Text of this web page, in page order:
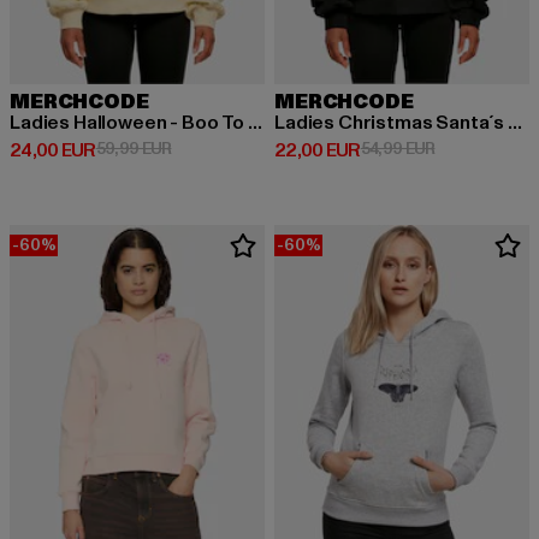
MERCHCODE
Ladies Halloween - Boo To You Hoody
24,00 EUR
Derzeitiger Preis: 24,00 EUR
59,99 EURAktionspreis: 59,99 EUR
MERCHCODE
Ladies Christmas Santa´s Little Helper Hoody
22,00 EUR
Derzeitiger Preis: 22,00 EUR
54,99 EURAktionspreis:
-60% -60%